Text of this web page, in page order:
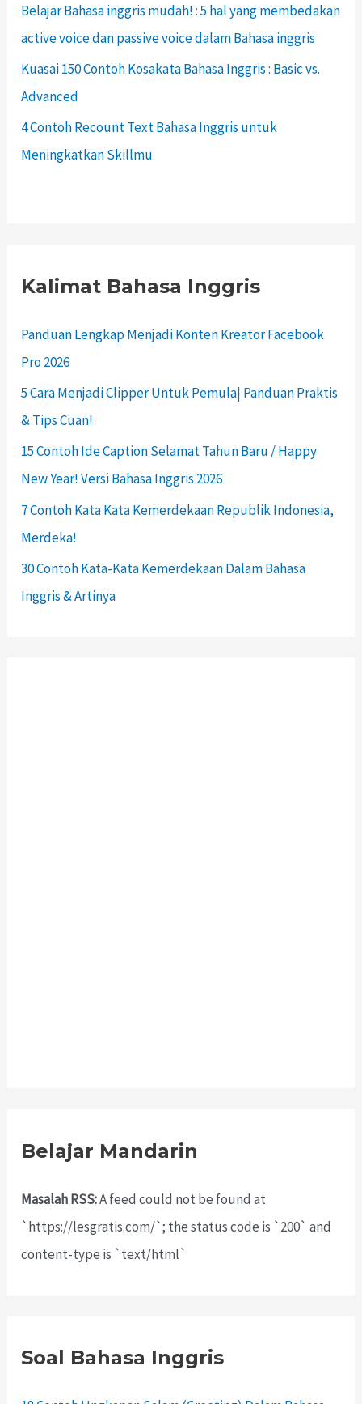
Belajar Bahasa inggris mudah! : 5 hal yang membedakan
active voice dan passive voice dalam Bahasa inggris
Kuasai 150 Contoh Kosakata Bahasa Inggris : Basic vs.
Advanced
4 Contoh Recount Text Bahasa Inggris untuk
Meningkatkan Skillmu
Kalimat Bahasa Inggris
Panduan Lengkap Menjadi Konten Kreator Facebook
Pro 2026
5 Cara Menjadi Clipper Untuk Pemula| Panduan Praktis
& Tips Cuan!
15 Contoh Ide Caption Selamat Tahun Baru / Happy
New Year! Versi Bahasa Inggris 2026
7 Contoh Kata Kata Kemerdekaan Republik Indonesia,
Merdeka!
30 Contoh Kata-Kata Kemerdekaan Dalam Bahasa
Inggris & Artinya
Belajar Mandarin
Masalah RSS:A feed could not be found at
`https://lesgratis.com/`; the status code is `200` and
content-type is `text/html`
Soal Bahasa Inggris